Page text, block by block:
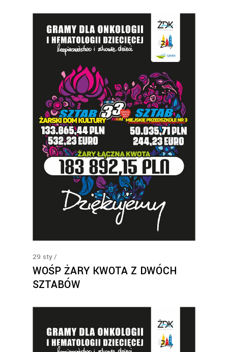
29 sty
WOŚP ŻARY KWOTA Z DWÓCH
SZTABÓW